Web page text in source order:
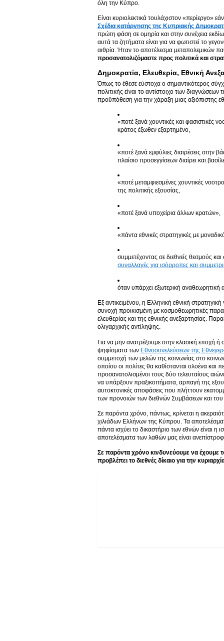
όλη την Κύπρο.
Είναι κυριολεκτικά τουλάχιστον «περίεργο»
Σχέδια κατάργησης της Κυπριακής
πρώτη φάση σε ομηρία και στην συνέχεια
αυτά τα ζητήματα είναι για να φωτιστεί το
αιθρία. Ήταν το αποτέλεσμα μεταπολεμικών
προσανατολιζόμαστε προς πολιτικά και
Δημοκρατία, Ελευθερία, Εθνική
Όπως το έθεσε εύστοχα ο σημαντικότερος
πολιτικής είναι το αντίστοιχο των
προϋπόθεση για την χάραξη μιας αξιόπιστης
«ποτέ ξανά χουντικές και φασιστικές
κράτος έξωθεν εξαρτημένο,
«ποτέ ξανά εμφύλιες διαιρέσεις
πλαίσιο προσεγγίσεων διαίρει και
«ποτέ μεταμφιεσμένες χουντικές
της πολιτικής εξουσίας,
«ποτέ ξανά υποχείρια άλλων κρατών»,
«πάντα εθνικές στρατηγικές με
συμμετέχοντας σε διεθνείς θεσμούς
συναλλαγές για ισόρροπες και
όταν υπάρχει εξωτερική αναθεωρητική
Εξ αντικειμένου, η Ελληνική εθνική στρατηγική
συνοχή προικισμένη με κοσμοθεωρητικές
ελευθερίας και της εθνικής ανεξαρτησίας.
ολιγαρχικής αντίληψης.
Για να μην ανατρέξουμε στην κλασική εποχή ή
ψηφίσματα των Εθνοσυνελεύσεων της
συμμετοχή των μελών της κοινωνίας στο
οποίου οι πολίτες θα καθίστανται ολοένα και
προσανατολισμένοι τους δύο τελευταίους
να υπάρξουν πραξικοπήματα, αρπαγή της
αυτοκτονικές αποφάσεις που πλήττουν
των προνοιών των διεθνών Συμβάσεων και του
Σε παρόντα χρόνο, πάντως, κρίνεται η
χιλιάδων Ελλήνων της Κύπρου. Τα
πάντα ισχύει το δικαστήριο των εθνών είναι
αποτελέσματα των λαθών μας είναι
Σε παρόντα χρόνο κινδυνεύουμε να έχουμε
προβλέπει το διεθνές δίκαιο για την